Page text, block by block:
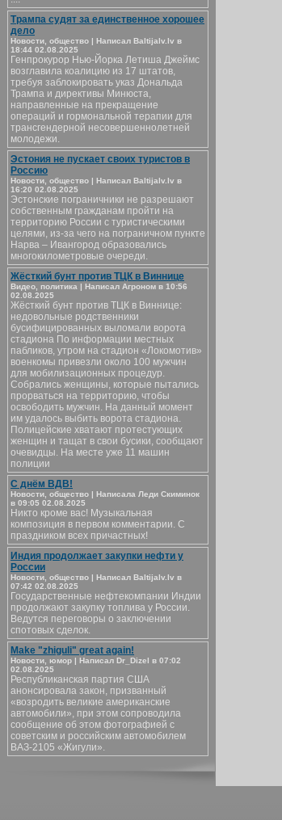
Трампа судят за единственное хорошее
дело
Новости, общество | Написал Baltijalv.lv в
18:44 02.08.2025
Генпрокурор Нью-Йорка Летиша Джеймс
возглавила коалицию из 17 штатов,
требуя заблокировать указ Дональда
Трампа и директивы Минюста,
направленные на прекращение
операций и гормональной терапии для
трансгендерной несовершеннолетней
молодежи.
Эстония не пускает своих туристов в
Россию
Новости, общество | Написал Baltijalv.lv в
16:20 02.08.2025
Эстонские пограничники не разрешают
собственным гражданам пройти на
территорию России с туристическими
целями, из-за чего на пограничном пункте
Нарва – Ивангород образовались
многокилометровые очереди.
Жёсткий бунт против ТЦК в Виннице
Видео, политика | Написал Агроном в 10:56
02.08.2025
Жёсткий бунт против ТЦК в Виннице:
недовольные родственники
бусифицированных выломали ворота
стадиона По информации местных
пабликов, утром на стадион «Локомотив»
военкомы привезли около 100 мужчин
для мобилизационных процедур.
Собрались женщины, которые пытались
прорваться на территорию, чтобы
освободить мужчин. На данный момент
им удалось выбить ворота стадиона.
Полицейские хватают протестующих
женщин и тащат в свои бусики, сообщают
очевидцы. На месте уже 11 машин
полиции
С днём ВДВ!
Новости, общество | Написала Леди Скиминок
в 09:05 02.08.2025
Никто кроме вас! Музыкальная
композиция в первом комментарии. С
праздником всех причастных!
Индия продолжает закупки нефти у
России
Новости, общество | Написал Baltijalv.lv в
07:42 02.08.2025
Государственные нефтекомпании Индии
продолжают закупку топлива у России.
Ведутся переговоры о заключении
спотовых сделок.
Make "zhiguli" great again!
Новости, юмор | Написал Dr_Dizel в 07:02
02.08.2025
Республиканская партия США
анонсировала закон, призванный
«возродить великие американские
автомобили», при этом сопроводила
сообщение об этом фотографией с
советским и российским автомобилем
ВАЗ-2105 «Жигули».